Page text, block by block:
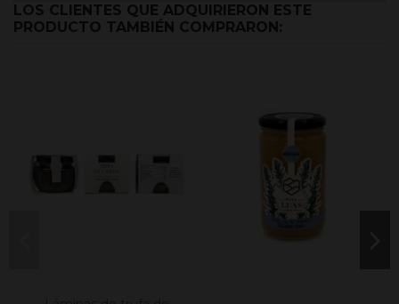
LOS CLIENTES QUE ADQUIRIERON ESTE
PRODUCTO TAMBIÉN COMPRARON: